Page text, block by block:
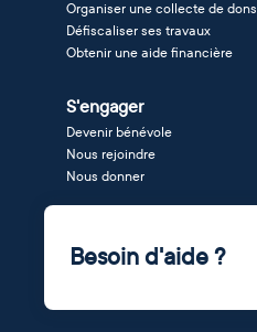
Organiser une collecte de dons
Défiscaliser ses travaux
Obtenir une aide financière
S'engager
Devenir bénévole
Nous rejoindre
Nous donner
Besoin d'aide ?